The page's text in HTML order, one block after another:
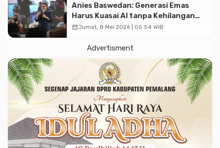
Anies Baswedan: Generasi Emas
Harus Kuasai AI tanpa Kehilangan
Integritas dan Daya Kritis
calendar_monthJumat, 8 Mei 2026 | 05:54 WIB
Advertisment